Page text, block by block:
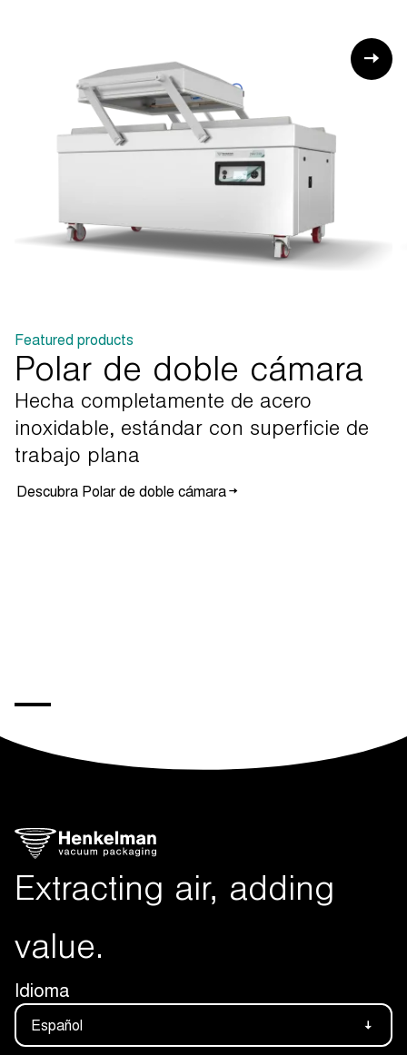
Featured products
Polar de doble cámara
Hecha completamente de acero
inoxidable, estándar con superficie de
trabajo plana
Descubra Polar de doble cámara
Extracting air, adding
value.
Idioma
Español